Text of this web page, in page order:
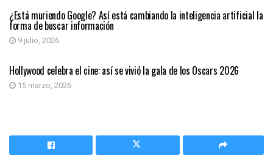
¿Está muriendo Google? Así está cambiando la inteligencia artificial la
forma de buscar información
9 julio, 2026
INTELIGENCIA ARTIFICIAL
Hollywood celebra el cine: así se vivió la gala de los Oscars 2026
15 marzo, 2026